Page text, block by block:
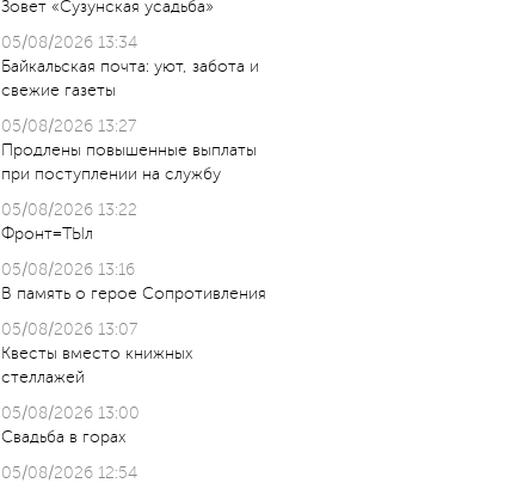
Зовет «Сузунская усадьба»
05/08/2026 13:34
Байкальская почта: уют, забота и
свежие газеты
05/08/2026 13:27
Продлены повышенные выплаты
при поступлении на службу
05/08/2026 13:22
Фронт=ТЫл
05/08/2026 13:16
В память о герое Сопротивления
05/08/2026 13:07
Квесты вместо книжных
стеллажей
05/08/2026 13:00
Свадьба в горах
05/08/2026 12:54